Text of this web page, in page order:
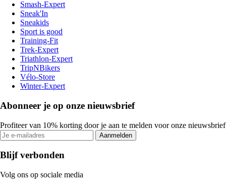
Smash-Expert
Sneak'In
Sneakids
Sport is good
Training-Fit
Trek-Expert
Triathlon-Expert
TripNBikers
Vélo-Store
Winter-Expert
Abonneer je op onze nieuwsbrief
Profiteer van 10% korting door je aan te melden voor onze nieuwsbrief
Aanmelden
Blijf verbonden
Volg ons op sociale media